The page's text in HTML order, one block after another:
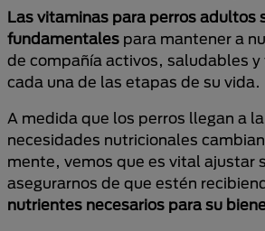
Las vitaminas para perros adultos
fundamentales para mantener a
de compañía activos, saludables
cada una de las etapas de su vida.
A medida que los perros llegan a
necesidades nutricionales
mente, vemos que es vital ajustar
asegurarnos de que estén
nutrientes necesarios para su